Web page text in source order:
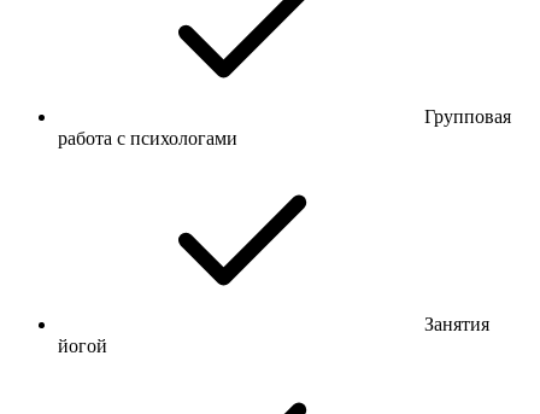
Групповая
работа с психологами
Занятия
йогой